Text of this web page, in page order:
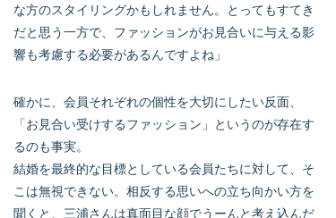
な方のスタイリングかもしれません。とってもすてき
だと思う一方で、ファッションがお見合いに与える影
響も考慮する必要があるんですよね」
確かに、会員それぞれの個性を大切にしたい反面、
「お見合い受けするファッション」というのが存在す
るのも事実。
結婚を最終的な目標としている会員たちに対して、そ
こは無視できない。相反する思いへの立ち向かい方を
聞くと、三浦さんは真面目な顔でうーんと考え込んだ